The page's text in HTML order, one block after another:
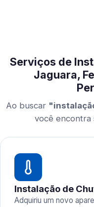
Serviços de
Jaguara,
Ao buscar
você encontra
Instalação de
Adquiriu um novo